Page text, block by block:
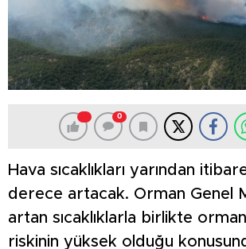
0
Hava sıcaklıkları yarından
derece artacak. Orman Genel
artan sıcaklıklarla birlikte orman
riskinin yüksek olduğu